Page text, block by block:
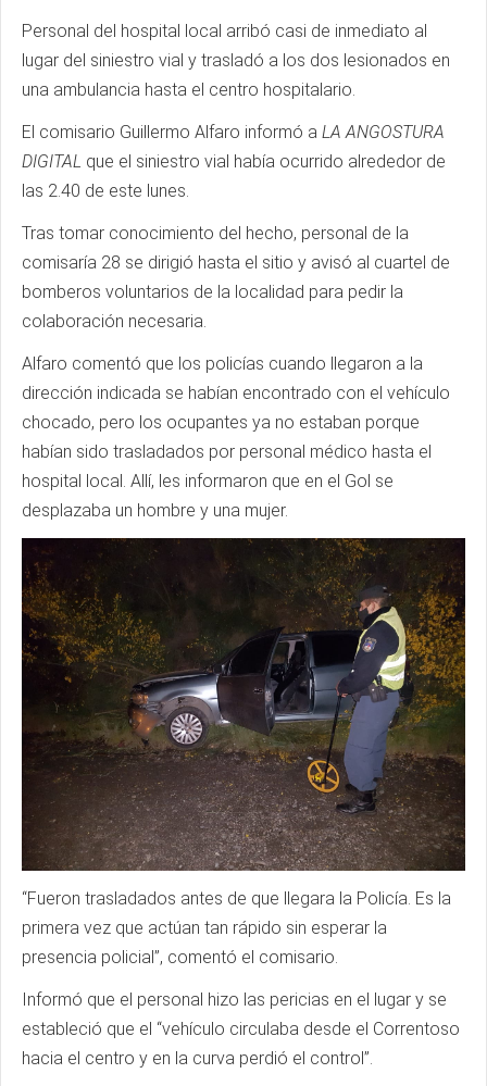
Personal del hospital local arribó casi de inmediato al
lugar del siniestro vial y trasladó a los dos lesionados en
una ambulancia hasta el centro hospitalario.
El comisario Guillermo Alfaro informó a LA ANGOSTURA
DIGITAL que el siniestro vial había ocurrido alrededor de
las 2.40 de este lunes.
Tras tomar conocimiento del hecho, personal de la
comisaría 28 se dirigió hasta el sitio y avisó al cuartel de
bomberos voluntarios de la localidad para pedir la
colaboración necesaria.
Alfaro comentó que los policías cuando llegaron a la
dirección indicada se habían encontrado con el vehículo
chocado, pero los ocupantes ya no estaban porque
habían sido trasladados por personal médico hasta el
hospital local. Allí, les informaron que en el Gol se
desplazaba un hombre y una mujer.
“Fueron trasladados antes de que llegara la Policía. Es la
primera vez que actúan tan rápido sin esperar la
presencia policial”, comentó el comisario.
Informó que el personal hizo las pericias en el lugar y se
estableció que el “vehículo circulaba desde el Correntoso
hacia el centro y en la curva perdió el control”.